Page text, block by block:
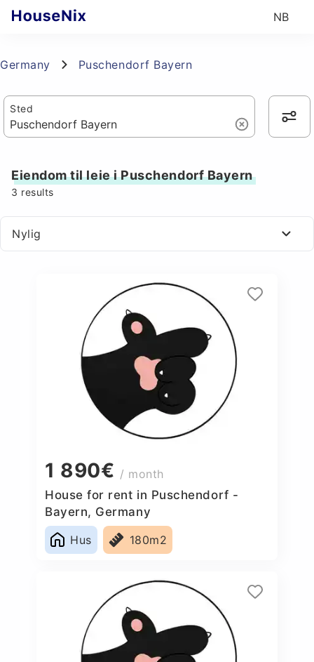
NB
Germany Puschendorf Bayern
Sted
Eiendom til leie i Puschendorf Bayern
3 results
Nylig
1 890€ / month
House for rent in Puschendorf -
Bayern, Germany
Hus
180m2